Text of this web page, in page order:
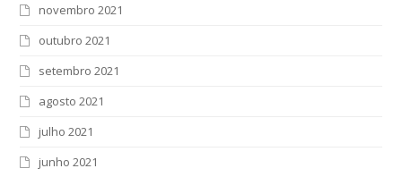
novembro 2021
outubro 2021
setembro 2021
agosto 2021
julho 2021
junho 2021